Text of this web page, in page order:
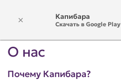
О нас
Почему Капибара?
× Капибара
Скачать в Google Play